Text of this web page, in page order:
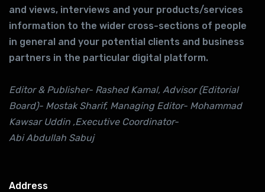
and views, interviews and your products/services
information to the wider cross-sections of people
in general and your potential clients and business
partners in the particular digital platform.
Editor & Publisher- Rashed Kamal, Advisor (Editorial
Board)- Mostak Sharif, Managing Editor- Mohammad
Kawsar Uddin ,Executive Coordinator-
Abi Abdullah Sabuj
Address